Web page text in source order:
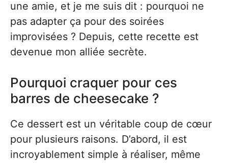
une amie, et je me suis dit : pourquoi ne
pas adapter ça pour des soirées
improvisées ? Depuis, cette recette est
devenue mon alliée secrète.
Pourquoi craquer pour ces
barres de cheesecake ?
Ce dessert est un véritable coup de cœur
pour plusieurs raisons. D’abord, il est
incroyablement simple à réaliser, même